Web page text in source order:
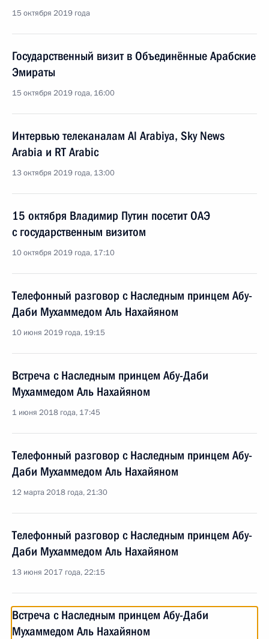
15 октября 2019 года
Государственный визит в Объединённые Арабские
Эмираты
15 октября 2019 года, 16:00
Интервью телеканалам Al Arabiya, Sky News
Arabia и RT Arabic
13 октября 2019 года, 13:00
15 октября Владимир Путин посетит ОАЭ
с государственным визитом
10 октября 2019 года, 17:10
Телефонный разговор с Наследным принцем Абу-
Даби Мухаммедом Аль Нахайяном
10 июня 2019 года, 19:15
Встреча с Наследным принцем Абу-Даби
Мухаммедом Аль Нахайяном
1 июня 2018 года, 17:45
Телефонный разговор с Наследным принцем Абу-
Даби Мухаммедом Аль Нахайяном
12 марта 2018 года, 21:30
Телефонный разговор с Наследным принцем Абу-
Даби Мухаммедом Аль Нахайяном
13 июня 2017 года, 22:15
Встреча с Наследным принцем Абу-Даби
Мухаммедом Аль Нахайяном